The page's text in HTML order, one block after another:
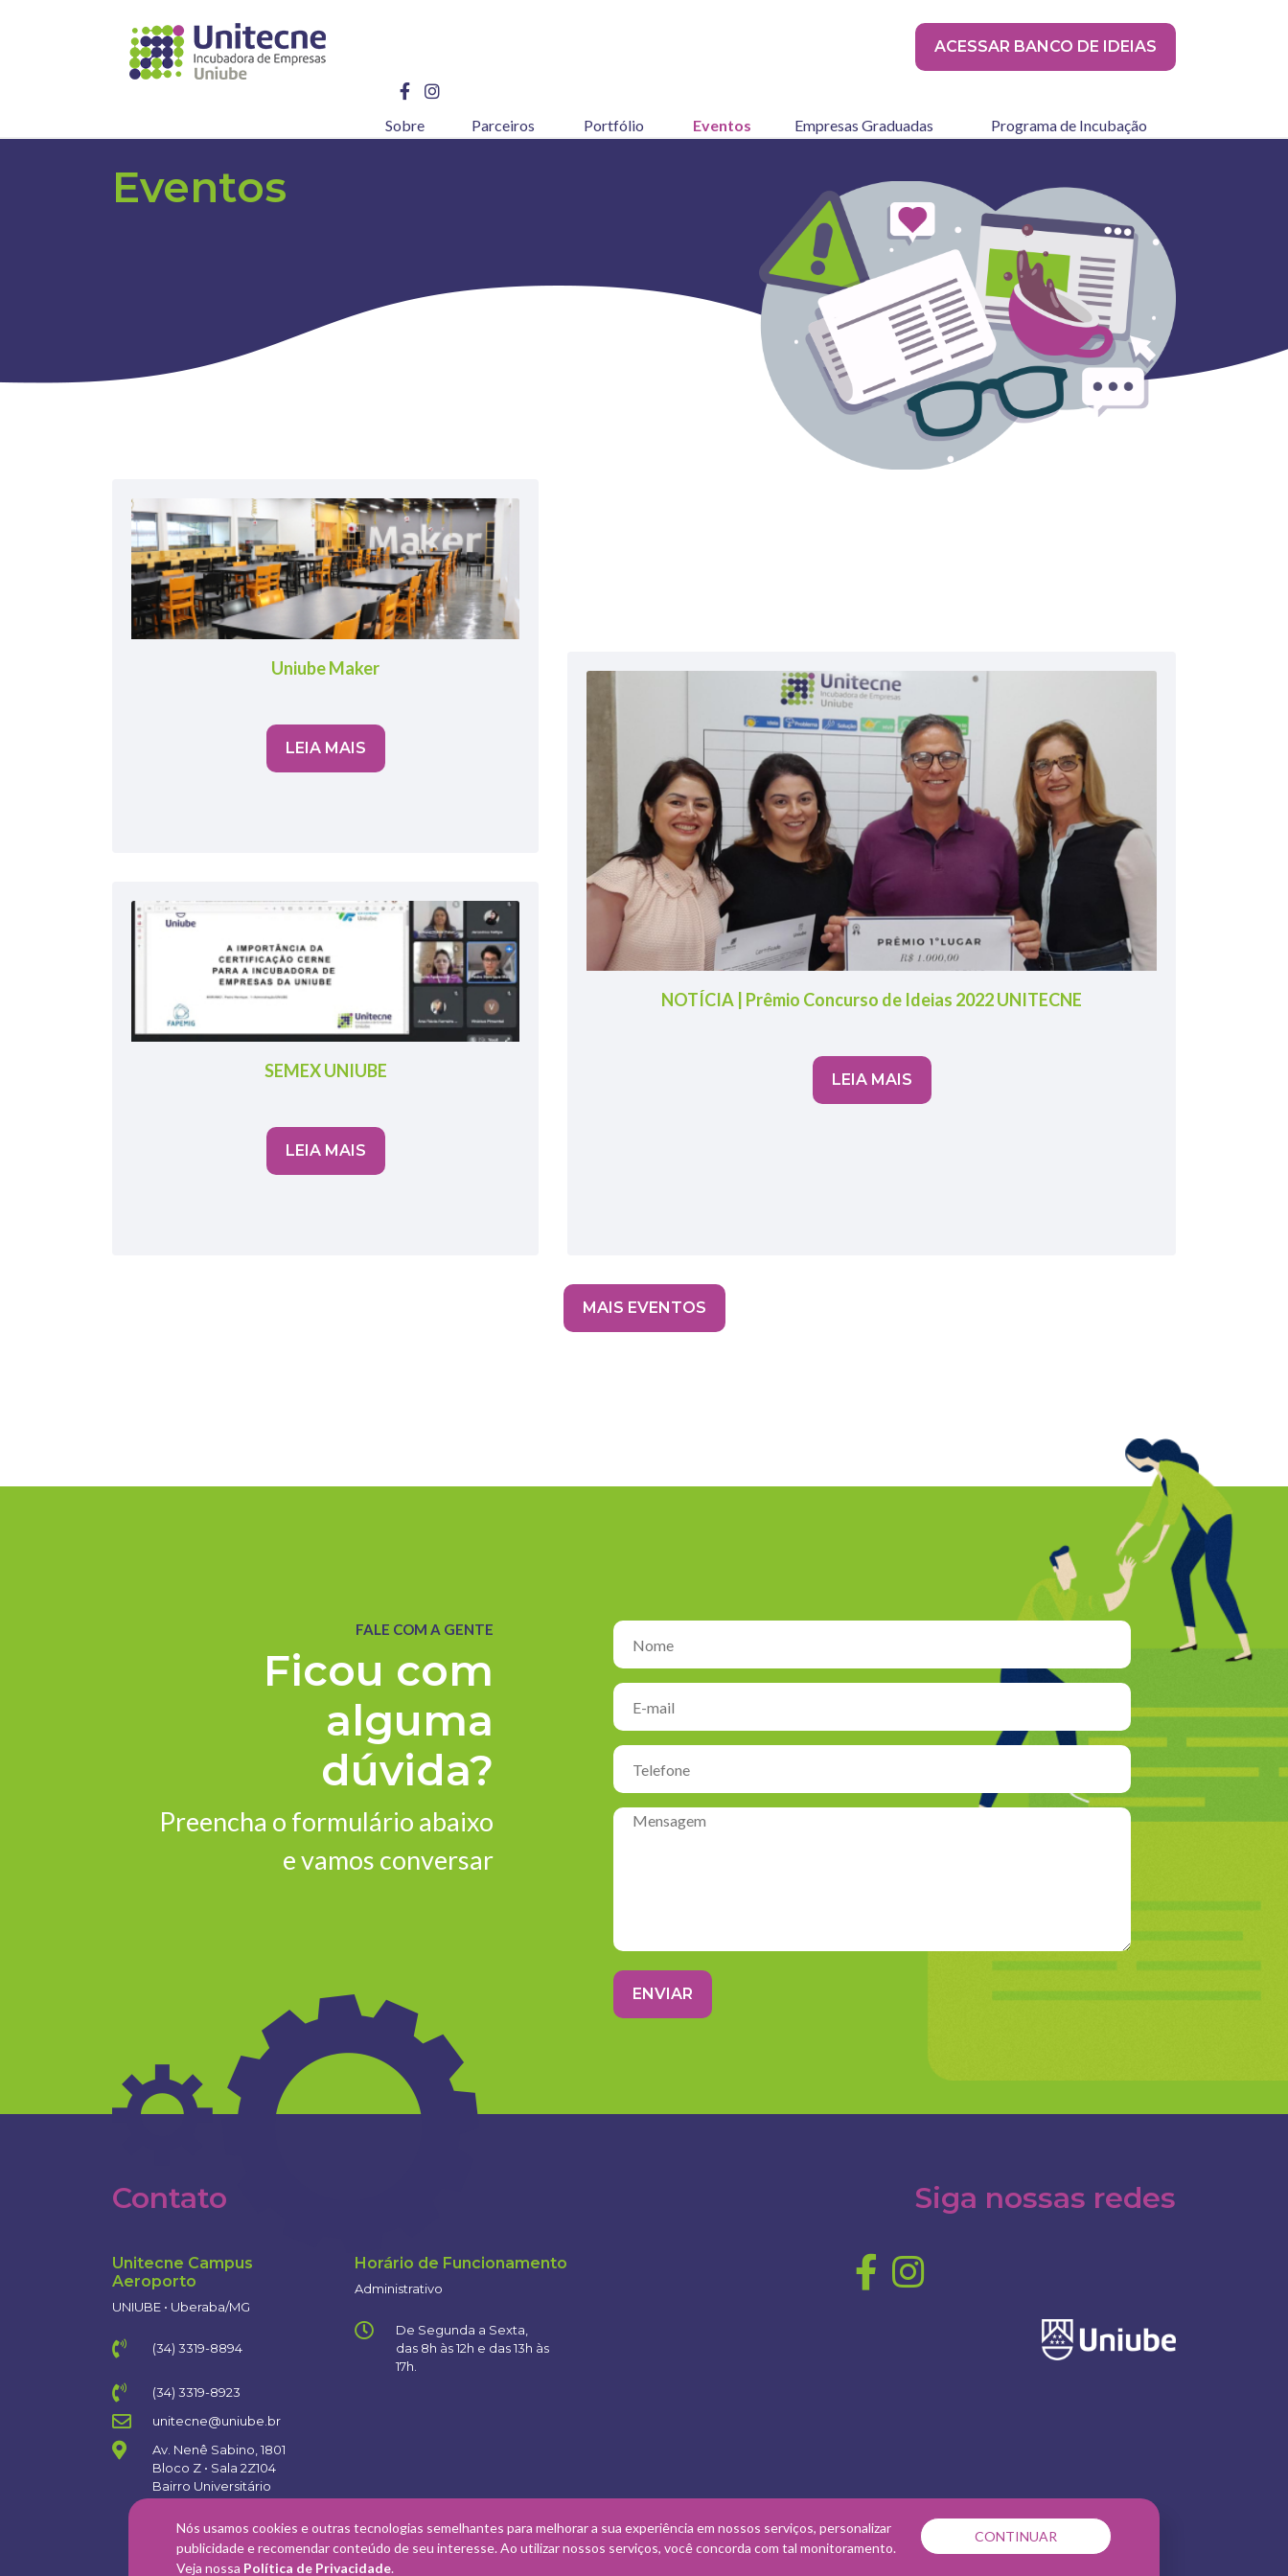
ACESSAR BANCO DE IDEIAS
Sobre Parceiros Portfólio Eventos Empresas Graduadas Programa de Incubação
Eventos
Uniube Maker
LEIA MAIS
SEMEX UNIUBE
LEIA MAIS
NOTÍCIA | Prêmio Concurso de Ideias 2022 UNITECNE
LEIA MAIS
MAIS EVENTOS
FALE COM A GENTE
Ficou com
alguma
dúvida?
Preencha o formulário abaixo
e vamos conversar
ENVIAR
Contato
Unitecne Campus
Aeroporto
UNIUBE • Uberaba/MG
(34) 3319-8894
(34) 3319-8923
unitecne@uniube.br
Av. Nenê Sabino, 1801
Bloco Z • Sala 2Z104
Bairro Universitário
Horário de Funcionamento
Administrativo
De Segunda a Sexta,
das 8h às 12h e das 13h às
17h.
Siga nossas redes
Nós usamos cookies e outras tecnologias semelhantes para melhorar a sua experiência em nossos serviços, personalizar
publicidade e recomendar conteúdo de seu interesse. Ao utilizar nossos serviços, você concorda com tal monitoramento.
Veja nossa Política de Privacidade.
CONTINUAR